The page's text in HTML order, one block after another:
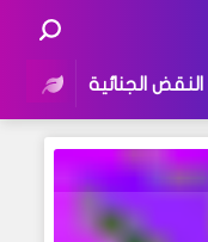
الجنائية